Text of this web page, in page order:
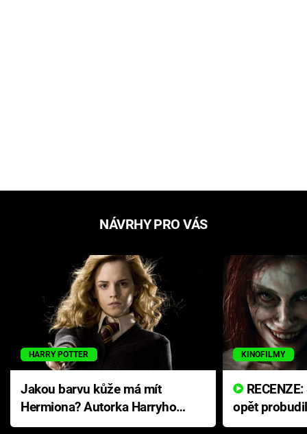
NÁVRHY PRO VÁS
HARRY POTTER
Jakou barvu kůže má mít
Hermiona? Autorka Harryho
Pottera přišla s ráznou
KINOFILMY
opět
přichází s